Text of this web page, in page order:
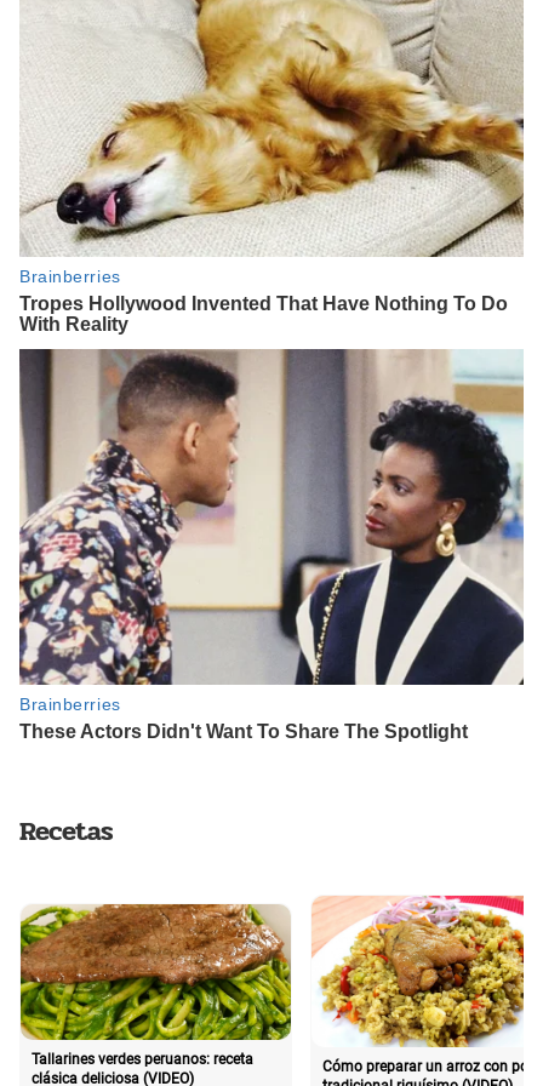
Recetas
Tallarines verdes peruanos: receta
clásica deliciosa (VIDEO)
Cómo preparar un arroz con pollo